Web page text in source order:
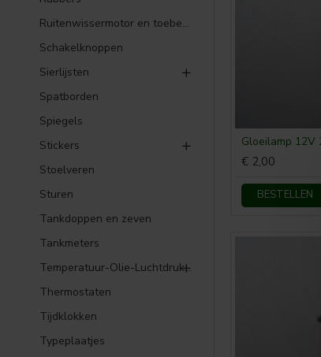
Ruitenwissermotor en toebehoren
Schakelknoppen
Sierlijsten
Spatborden
Spiegels
Stickers
Stoelveren
Sturen
Tankdoppen en zeven
Tankmeters
Temperatuur-Olie-Luchtdruk meters
Thermostaten
Tijdklokken
Typeplaatjes
Gloeilamp 12V
€ 2,00
BESTELLEN